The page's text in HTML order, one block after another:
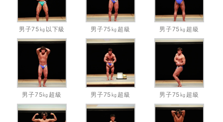
男子75㎏以下級 男子75㎏超級 男子75㎏超級
男子75㎏超級 男子75㎏超級 男子75㎏超級